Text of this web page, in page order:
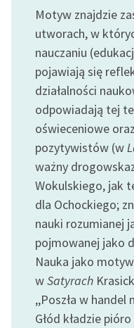
Motyw znajdzie
utworach, w
nauczaniu
pojawiają się
działalności
odpowiadają tej
oświeceniowe
pozytywistów (w
ważny
Wokulskiego, jak
dla Ochockiego;
nauki rozumianej
pojmowanej jako
Nauka jako
wSatyrach
,,Poszła w handel
Głód kładzie